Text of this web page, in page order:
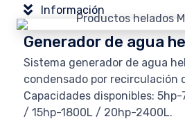
Información
Generador de agua
Sistema generador de agua
condensado por recirculación
Capacidades disponibles:
/ 15hp-1800L / 20hp-2400L.